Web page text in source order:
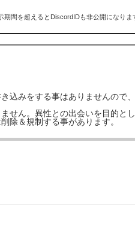
期間を超えるとDiscordIDも非公開になりま
込みをする事はありませんので
せん。異性との出会いを目的と
除＆規制する事があります。